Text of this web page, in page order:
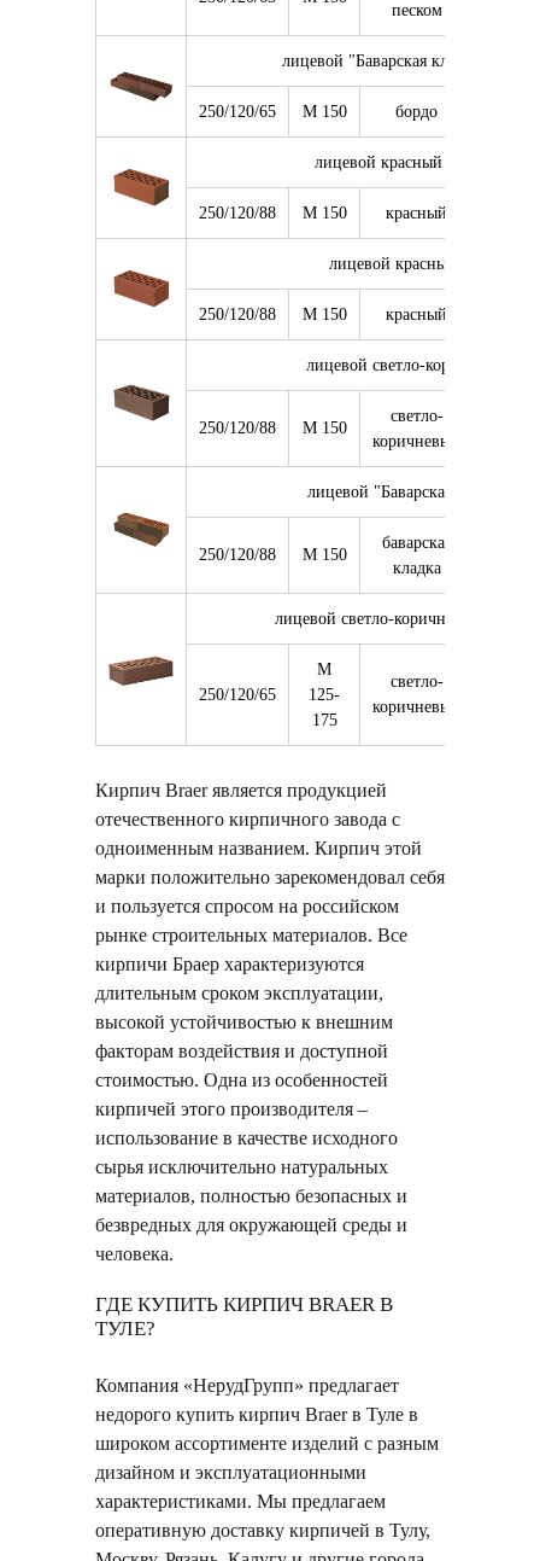
песком
лицевой "Баварская кладка"
250/120/65 М 150 бордо
лицевой красный гладкий
250/120/88 М 150 красный
лицевой красный риф 1,4
250/120/88 М 150 красный
лицевой светло-коричневый
250/120/88 М 150
светло-
коричневый
лицевой "Баварская кладка"
250/120/88 М 150
баварская
кладка
лицевой светло-коричневый
250/120/65
М
125-
175
светло-
коричневый
Кирпич Braer является продукцией
отечественного кирпичного завода с
одноименным названием. Кирпич этой
марки положительно зарекомендовал себя
и пользуется спросом на российском
рынке строительных материалов. Все
кирпичи Браер характеризуются
длительным сроком эксплуатации,
высокой устойчивостью к внешним
факторам воздействия и доступной
стоимостью. Одна из особенностей
кирпичей этого производителя –
использование в качестве исходного
сырья исключительно натуральных
материалов, полностью безопасных и
безвредных для окружающей среды и
человека.
ГДЕ КУПИТЬ КИРПИЧ BRAER В
ТУЛЕ?
Компания «НерудГрупп» предлагает
недорого купить кирпич Braer в Туле в
широком ассортименте изделий с разным
дизайном и эксплуатационными
характеристиками. Мы предлагаем
оперативную доставку кирпичей в Тулу,